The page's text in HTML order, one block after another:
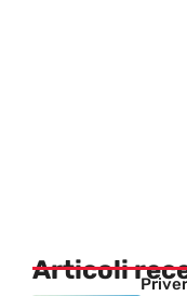
Articoli